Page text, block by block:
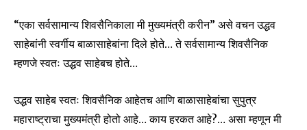
“एका सर्वसामान्य शिवसैनिकाला मी मुख्यमंत्री करीन” असे वचन उद्धव
साहेबांनी स्वर्गीय बाळासाहेबांना दिले होते… ते सर्वसामान्य शिवसैनिक
म्हणजे स्वतः उद्धव साहेबच होते…
उद्धव साहेब स्वतः शिवसैनिक आहेतच आणि बाळासाहेबांचा सुपुत्र
महाराष्ट्राचा मुख्यमंत्री होतो आहे… काय हरकत आहे?… असा म्हणून मी